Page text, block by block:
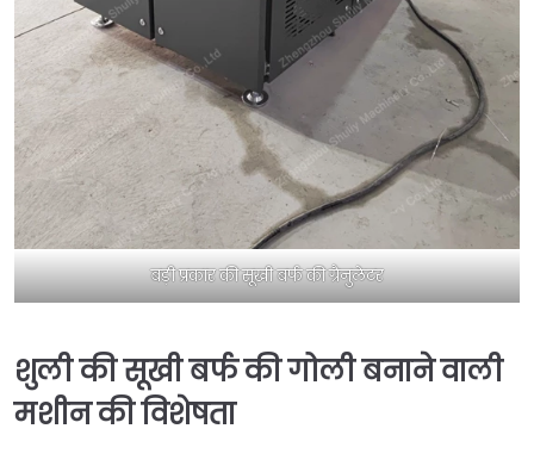
बड़ी प्रकार की सूखी बर्फ की ग्रैनुलेटर
शुली की सूखी बर्फ की गोली बनाने वाली
मशीन की विशेषता